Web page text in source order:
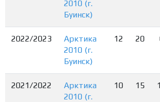
2010 (г.
Буинск)
2022/2023
Арктика
2010 (г.
Буинск)
12 20
2021/2022
Арктика
2010 (г.
10 15